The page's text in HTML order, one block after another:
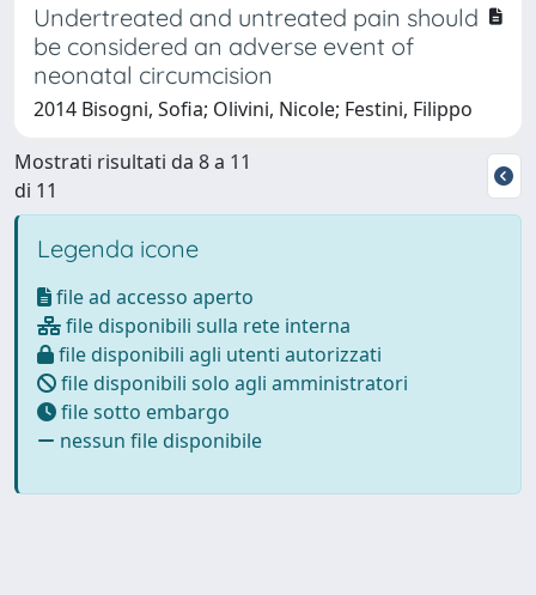
Undertreated and untreated pain should
be considered an adverse event of
neonatal circumcision
2014 Bisogni, Sofia; Olivini, Nicole; Festini, Filippo
Mostrati risultati da 8 a 11
di 11
Legenda icone
file ad accesso aperto
file disponibili sulla rete interna
file disponibili agli utenti autorizzati
file disponibili solo agli amministratori
file sotto embargo
nessun file disponibile